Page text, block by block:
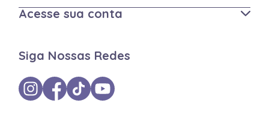
Acesse sua conta
Siga Nossas Redes